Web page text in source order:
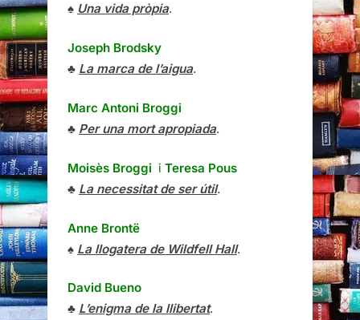
♠ Una vida pròpia.
Joseph Brodsky
♣ La marca de l’aigua.
Marc Antoni Broggi
♣ Per una mort apropiada.
Moisès Broggi i Teresa Pous
♣ La necessitat de ser útil.
Anne Brontë
♠ La llogatera de Wildfell Hall.
David Bueno
♣ L’enigma de la llibertat.